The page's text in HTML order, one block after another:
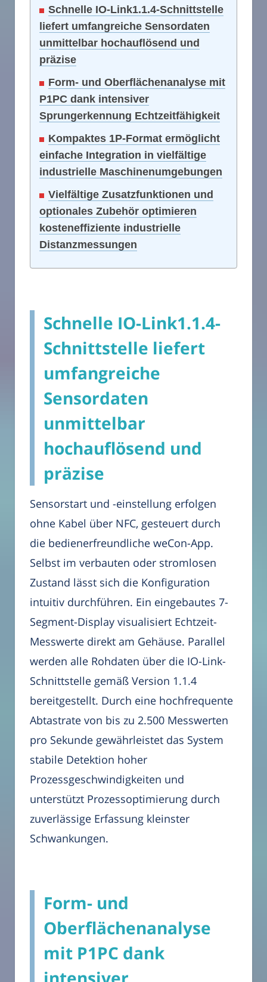
Schnelle IO-Link1.1.4-Schnittstelle
liefert umfangreiche Sensordaten
unmittelbar hochauflösend und
präzise
Form- und Oberflächenanalyse mit
P1PC dank intensiver
Sprungerkennung Echtzeitfähigkeit
Kompaktes 1P-Format ermöglicht
einfache Integration in vielfältige
industrielle Maschinenumgebungen
Vielfältige Zusatzfunktionen und
optionales Zubehör optimieren
kosteneffiziente industrielle
Distanzmessungen
Schnelle IO-Link1.1.4-
Schnittstelle liefert
umfangreiche
Sensordaten
unmittelbar
hochauflösend und
präzise
Sensorstart und -einstellung erfolgen
ohne Kabel über NFC, gesteuert durch
die bedienerfreundliche weCon-App.
Selbst im verbauten oder stromlosen
Zustand lässt sich die Konfiguration
intuitiv durchführen. Ein eingebautes 7-
Segment-Display visualisiert Echtzeit-
Messwerte direkt am Gehäuse. Parallel
werden alle Rohdaten über die IO-Link-
Schnittstelle gemäß Version 1.1.4
bereitgestellt. Durch eine hochfrequente
Abtastrate von bis zu 2.500 Messwerten
pro Sekunde gewährleistet das System
stabile Detektion hoher
Prozessgeschwindigkeiten und
unterstützt Prozessoptimierung durch
zuverlässige Erfassung kleinster
Schwankungen.
Form- und
Oberflächenanalyse
mit P1PC dank